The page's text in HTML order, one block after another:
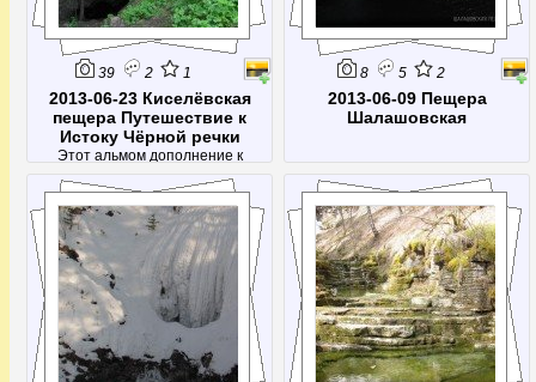
39 2 1
2013-06-23 Киселёвская
пещера Путешествие к
Истоку Чёрной речки
Этот альмом дополнение к
\"Красотам Киселёвской пещеры\"
вернее Как это было и Чего нам
Это Стоило :-) проползти в самый
дальний \"угол\" пещеры к Истоку
Чёрной речки...
8 5 2
2013-06-09 Пещера
Шалашовская